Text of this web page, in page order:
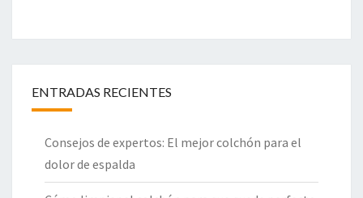
ENTRADAS RECIENTES
Consejos de expertos: El mejor colchón para el
dolor de espalda